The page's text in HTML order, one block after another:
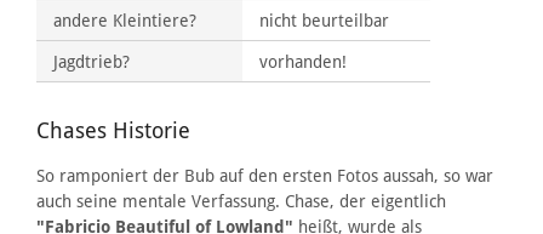
andere Kleintiere?
nicht beurteilbar
Jagdtrieb?
vorhanden!
Chases Historie
So ramponiert der Bub auf den ersten Fotos aussah, so war
auch seine mentale Verfassung. Chase, der eigentlich
"Fabricio Beautiful of Lowland" heißt, wurde als